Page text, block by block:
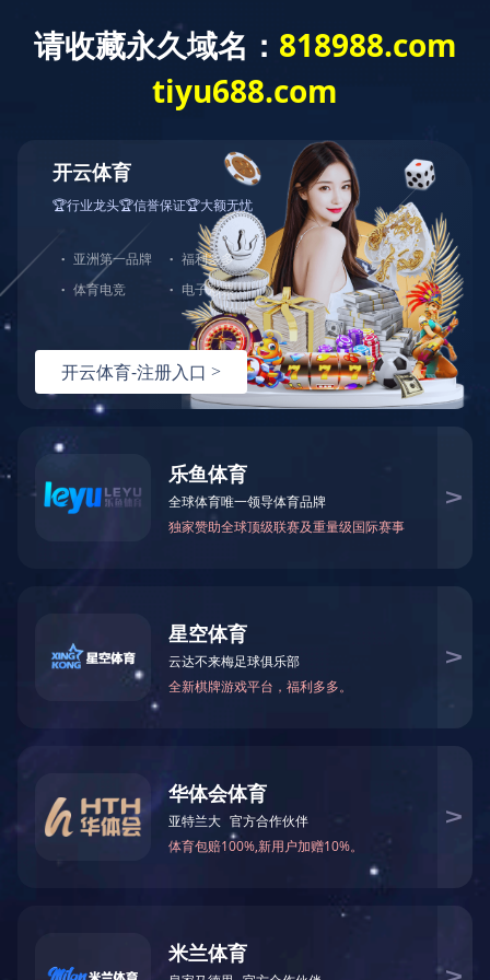
格
上市文件 - [发售以供认购] 白色申请表格
上一条资讯：上市文件 - [发售以供认购] 黄色申请表格
下一条资讯：上市文件 - [发售以供认购] 全球发售
热线：151-9017-0656
首页 电话